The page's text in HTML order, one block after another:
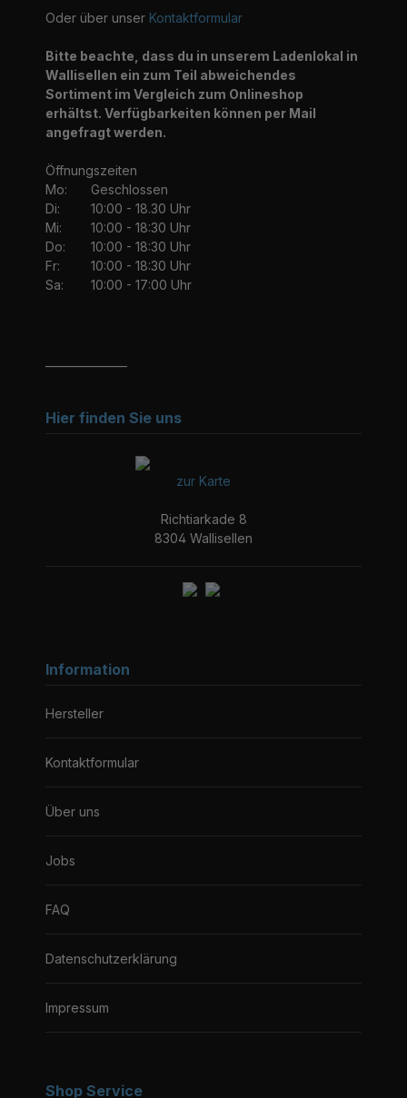
Oder über unser Kontaktformular
Bitte beachte, dass du in unserem Ladenlokal in
Wallisellen ein zum Teil abweichendes
Sortiment im Vergleich zum Onlineshop
erhältst. Verfügbarkeiten können per Mail
angefragt werden.
Öffnungszeiten
Mo:
Geschlossen
Di:
10:00 - 18.30 Uhr
Mi:
10:00 - 18:30 Uhr
Do:
10:00 - 18:30 Uhr
Fr:
10:00 - 18:30 Uhr
Sa:
10:00 - 17:00 Uhr
Hier finden Sie uns
zur Karte
Richtiarkade 8
8304 Wallisellen
Information
Hersteller
Kontaktformular
Über uns
Jobs
FAQ
Datenschutzerklärung
Impressum
Shop Service